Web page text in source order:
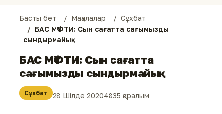
Басты бет Мақалалар
Сұхбат
БАС МҮФТИ: Сын сағатта сағымызды
сындырмайық
БАС МҮФТИ: Сын сағатта
сағымызды сындырмайық
Сұхбат 28 Шілде 20204835 қаралым